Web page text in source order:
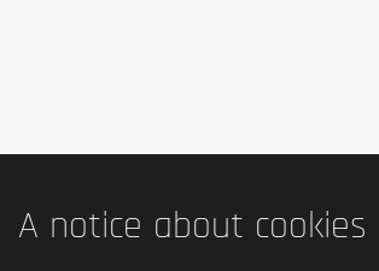
A notice about cookies